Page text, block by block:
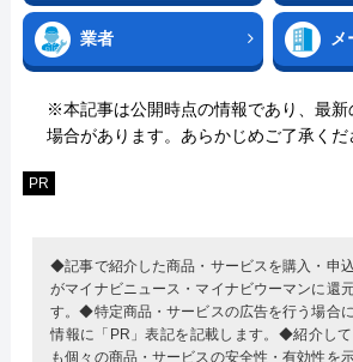
業者 メ
※本記事は公開時点の情報であり、最新
場合があります。あらかじめご了承くだ
PR
◆記事で紹介した商品・サービスを購入・申
がマイナビニュース・マイナビウーマンに還
す。◆特定商品・サービスの広告を行う場合
情報に「PR」表記を記載します。◆紹介し
も個々の商品・サービスの安全性・有効性を